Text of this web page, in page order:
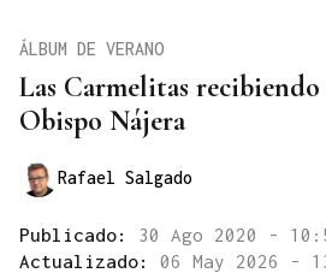
Las Carmelitas
Obispo Nájera
ÁLBUM DE VERANO
Rafael Salgado
Publicado: 30 Ago 2020 -
Actualizado: 06 May 2026 -